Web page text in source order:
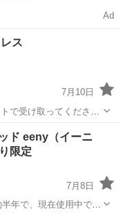
Ad
ス
7月10日
で受け取ってくださる
ド eeny（イーニ
限定
7月8日
年で、現在使用中で